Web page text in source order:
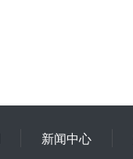
新闻中心